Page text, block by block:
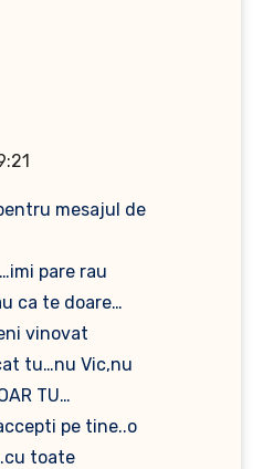
mesajul de
pare rau
ca te doare…
vinovat
tu…nu Vic,nu
TU…
pe tine..o
toate